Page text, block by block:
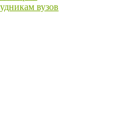
вузов